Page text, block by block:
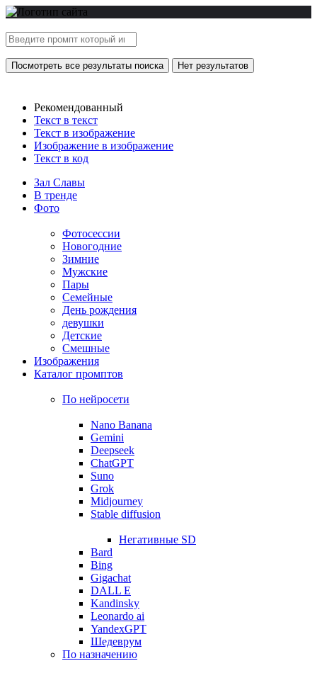
Посмотреть все результаты поиска Нет результатов
Рекомендованный
Текст в текст
Текст в изображение
Изображение в изображение
Текст в код
Зал Славы
В тренде
Фото
Фотосессии
Новогодние
Зимние
Мужские
Пары
Семейные
День рождения
девушки
Детские
Смешные
Изображения
Каталог промптов
По нейросети
Nano Banana
Gemini
Deepseek
ChatGPT
Suno
Grok
Midjourney
Stable diffusion
Негативные SD
Bard
Bing
Gigachat
DALL E
Kandinsky
Leonardo ai
YandexGPT
Шедеврум
По назначению